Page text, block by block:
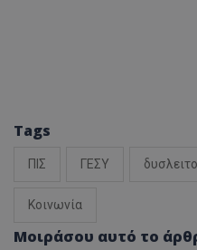
Tags
ΠΙΣ ΓΕΣΥ
Κοινωνία
Μοιράσου αυτό το